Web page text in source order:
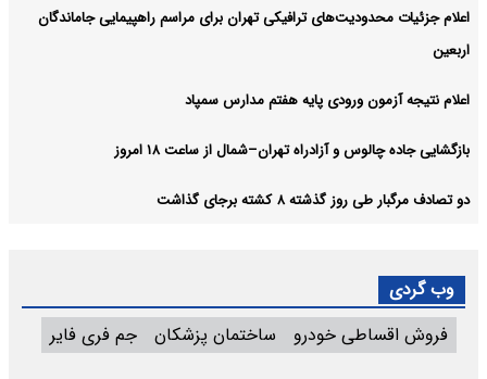
اعلام جزئیات محدودیت‌های ترافیکی تهران برای مراسم راهپیمایی جاماندگان
اربعین
اعلام نتیجه آزمون ورودی پایه هفتم مدارس سمپاد
بازگشایی جاده چالوس و آزادراه تهران–شمال از ساعت ۱۸ امروز
دو تصادف مرگبار طی روز گذشته ۸ کشته برجای گذاشت
وب گردی
فروش اقساطی خودرو
ساختمان پزشکان جم فری فایر